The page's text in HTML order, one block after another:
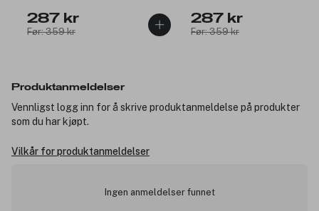
287 kr
Før: 359 kr
287 kr
Før: 359 kr
Produktanmeldelser
Vennligst logg inn for å skrive produktanmeldelse på produkter
som du har kjøpt.
Vilkår for produktanmeldelser
Ingen anmeldelser funnet